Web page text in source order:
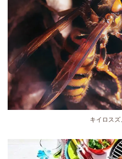
キイロスズ